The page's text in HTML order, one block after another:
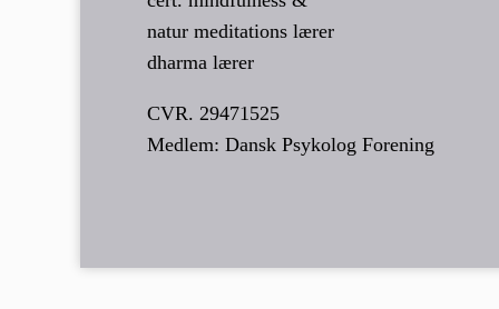
natur meditations lærer
dharma lærer
CVR. 29471525
Medlem: Dansk Psykolog Forening